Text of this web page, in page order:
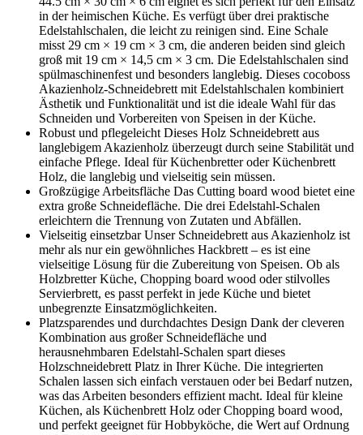
in der heimischen Küche. Es verfügt über drei praktische
Edelstahlschalen, die leicht zu reinigen sind. Eine Schale
misst 29 cm × 19 cm × 3 cm, die anderen beiden sind gleich
groß mit 19 cm × 14,5 cm × 3 cm. Die Edelstahlschalen sind
spülmaschinenfest und besonders langlebig. Dieses cocoboss
Akazienholz-Schneidebrett mit Edelstahlschalen kombiniert
Ästhetik und Funktionalität und ist die ideale Wahl für das
Schneiden und Vorbereiten von Speisen in der Küche.
Robust und pflegeleicht Dieses Holz Schneidebrett aus
langlebigem Akazienholz überzeugt durch seine Stabilität und
einfache Pflege. Ideal für Küchenbretter oder Küchenbrett
Holz, die langlebig und vielseitig sein müssen.
Großzügige Arbeitsfläche Das Cutting board wood bietet eine
extra große Schneidefläche. Die drei Edelstahl-Schalen
erleichtern die Trennung von Zutaten und Abfällen.
Vielseitig einsetzbar Unser Schneidebrett aus Akazienholz ist
mehr als nur ein gewöhnliches Hackbrett – es ist eine
vielseitige Lösung für die Zubereitung von Speisen. Ob als
Holzbretter Küche, Chopping board wood oder stilvolles
Servierbrett, es passt perfekt in jede Küche und bietet
unbegrenzte Einsatzmöglichkeiten.
Platzsparendes und durchdachtes Design Dank der cleveren
Kombination aus großer Schneidefläche und
herausnehmbaren Edelstahl-Schalen spart dieses
Holzschneidebrett Platz in Ihrer Küche. Die integrierten
Schalen lassen sich einfach verstauen oder bei Bedarf nutzen,
was das Arbeiten besonders effizient macht. Ideal für kleine
Küchen, als Küchenbrett Holz oder Chopping board wood,
und perfekt geeignet für Hobbyköche, die Wert auf Ordnung